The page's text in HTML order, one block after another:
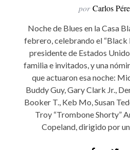
por Carlos
Noche de Blues en la Casa
febrero, celebrando el
presidente de Estados
familia e invitados, y una
que actuaron esa noche:
Buddy Guy, Gary Clark Jr.,
Booker T., Keb Mo, Susan
Troy “Trombone Shorty”
Copeland, dirigido por